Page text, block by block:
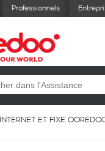
Professionnels
INTERNET ET FIXE